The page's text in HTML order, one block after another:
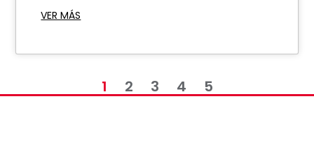
VER MÁS
1 2 3 4 5